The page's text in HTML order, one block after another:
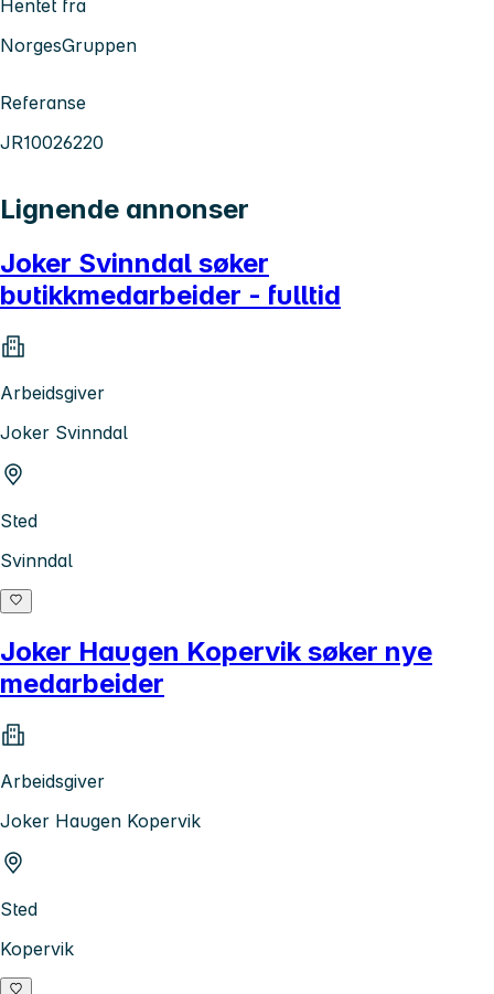
Hentet fra
NorgesGruppen
Referanse
JR10026220
Lignende annonser
Joker Svinndal søker
butikkmedarbeider - fulltid
Arbeidsgiver
Joker Svinndal
Sted
Svinndal
Joker Haugen Kopervik søker nye
medarbeider
Arbeidsgiver
Joker Haugen Kopervik
Sted
Kopervik